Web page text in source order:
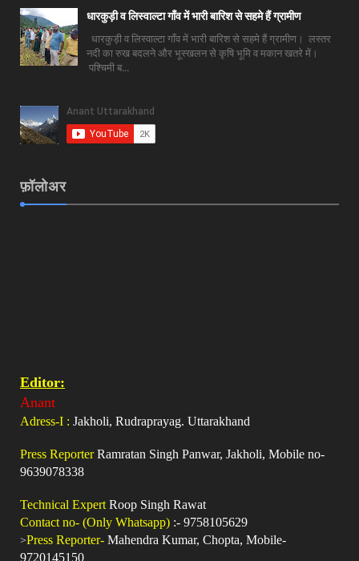
धारकुड़ी व लिस्वाल्टा गाँव में भारी बारिश से सहमे हैं ग्रामीण
धारकुड़ी व लिस्वाल्टा गाँव में भारी बारिश से सहमे हैं ग्रामीण। लस्तर
नदी का रुख बदलने और भूस्खलन से कृषि भूमि व मकान खतरे में।
पश्चिमी ब...
फ़ॉलोअर
Editor:
Anant
Adress-I : Jakholi, Rudraprayag. Uttarakhand
Press ReporterRamratan Singh Panwar, Jakholi, Mobile no-
9639078338
Technical Expert Roop Singh Rawat
Contact no- (Only Whatsapp) :- 9758105629
>Press Reporter- Mahendra Kumar, Chopta, Mobile-
9720145150